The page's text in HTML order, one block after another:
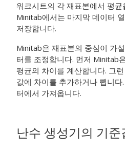
워크시트의 각 재표본에서 평
Minitab에서는 마지막 데이터
저장합니다.
Minitab은 재표본의 중심이 가
터를 조정합니다. 먼저 Minitab
평균의 차이를 계산합니다. 그
값에 차이를 추가하거나 뺍니
터에서 가져옵니다.
난수 생성기의 기준